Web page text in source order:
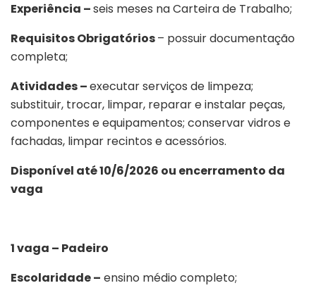
Experiência –seis meses na Carteira de Trabalho;
Requisitos Obrigatórios– possuir documentação
completa;
Atividades –executar serviços de limpeza;
substituir, trocar, limpar, reparar e instalar peças,
componentes e equipamentos; conservar vidros e
fachadas, limpar recintos e acessórios.
Disponível até 10/6/2026 ou encerramento da
vaga
1 vaga – Padeiro
Escolaridade – ensino médio completo;